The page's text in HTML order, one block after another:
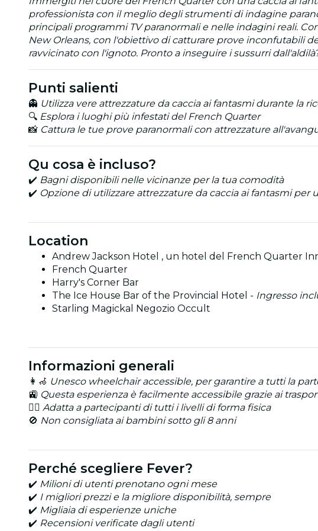
professionista con il meglio degli strumenti di indagine
principali programmi TV paranormali e nelle indagini reali.
New Orleans, con l'obiettivo di catturare prove inconfutabili
ravvicinato con l'ignoto. Pronto a inseguire i sussurri
Punti salienti
👻 Utilizza vere attrezzature da caccia ai fantasmi durante la
🔍 Esplora i luoghi più infestati del French Quarter
📸 Cattura le tue prove paranormali con attrezzature
Qu cosa è incluso?
✔️ Bagni disponibili nelle vicinanze per la tua comodità
✔️ Opzione di utilizzare attrezzature da caccia ai fantasmi per
Location
Andrew Jackson Hotel , un hotel del French Quarter
French Quarter
Harry's Corner Bar
The Ice House Bar of the Provincial Hotel - Ingresso
Starling Magickal Negozio Occult
Informazioni generali
👩‍🦽 Unesco wheelchair accessible, per garantire a tutti la
🚉 Questa esperienza è facilmente accessibile grazie ai
🏋️‍♂️ Adatta a partecipanti di tutti i livelli di forma fisica
🚫 Non consigliata ai bambini sotto gli 8 anni
Perché scegliere Fever?
✔️ Milioni di utenti prenotano ogni mese
✔️ I migliori prezzi e la migliore disponibilità, sempre
✔️ Migliaia di esperienze uniche
✔️ Recensioni verificate dagli utenti